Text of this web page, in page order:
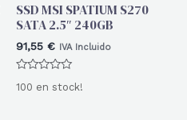
SSD MSI SPATIUM S270
SATA 2.5″ 240GB
91,55 € IVA Incluido
con
100 en stock!